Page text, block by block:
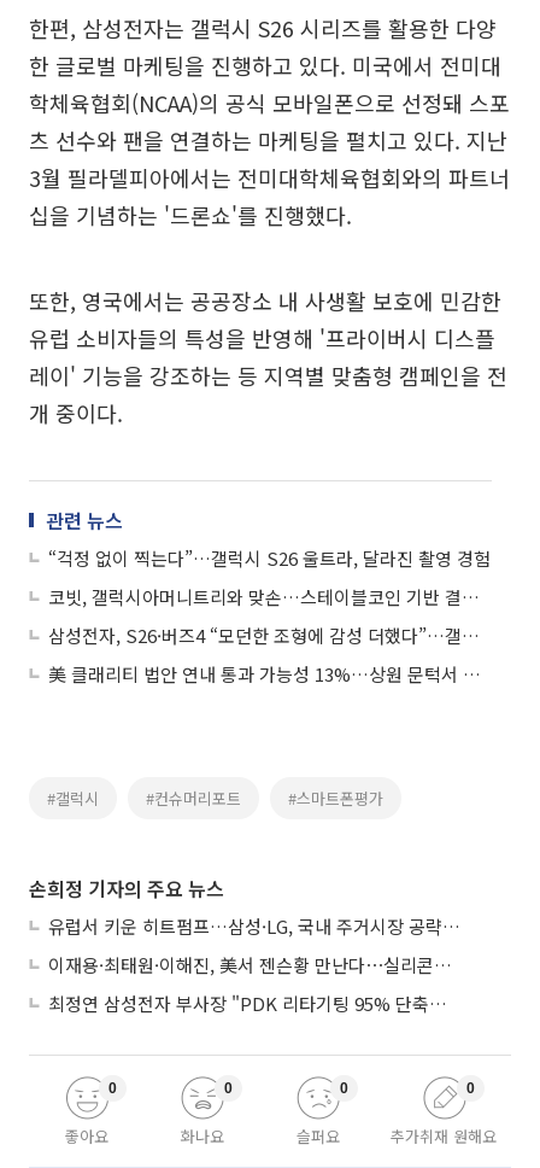
한편, 삼성전자는 갤럭시 S26 시리즈를 활용한 다양
한 글로벌 마케팅을 진행하고 있다. 미국에서 전미대
학체육협회(NCAA)의 공식 모바일폰으로 선정돼 스포
츠 선수와 팬을 연결하는 마케팅을 펼치고 있다. 지난
3월 필라델피아에서는 전미대학체육협회와의 파트너
십을 기념하는 '드론쇼'를 진행했다.
또한, 영국에서는 공공장소 내 사생활 보호에 민감한
유럽 소비자들의 특성을 반영해 '프라이버시 디스플
레이' 기능을 강조하는 등 지역별 맞춤형 캠페인을 전
개 중이다.
관련 뉴스
“걱정 없이 찍는다”…갤럭시 S26 울트라, 달라진 촬영 경험
코빗, 갤럭시아머니트리와 맞손…스테이블코인 기반 결제 실증 나선다
삼성전자, S26·버즈4 “모던한 조형에 감성 더했다”…갤럭시 디자인 진화
美 클래리티 법안 연내 통과 가능성 13%…상원 문턱서 제동
#갤럭시 #컨슈머리포트 #스마트폰평가
손희정 기자의 주요 뉴스
유럽서 키운 히트펌프…삼성·LG, 국내 주거시장 공략 ‘속도’
이재용·최태원·이해진, 美서 젠슨황 만난다⋯실리콘밸리 집결하는 AI리더
최정연 삼성전자 부사장 "PDK 리타기팅 95% 단축…에이전트 AI 시범 활용"
좋아요
0
화나요
0
슬퍼요
0
추가취재 원해요
0